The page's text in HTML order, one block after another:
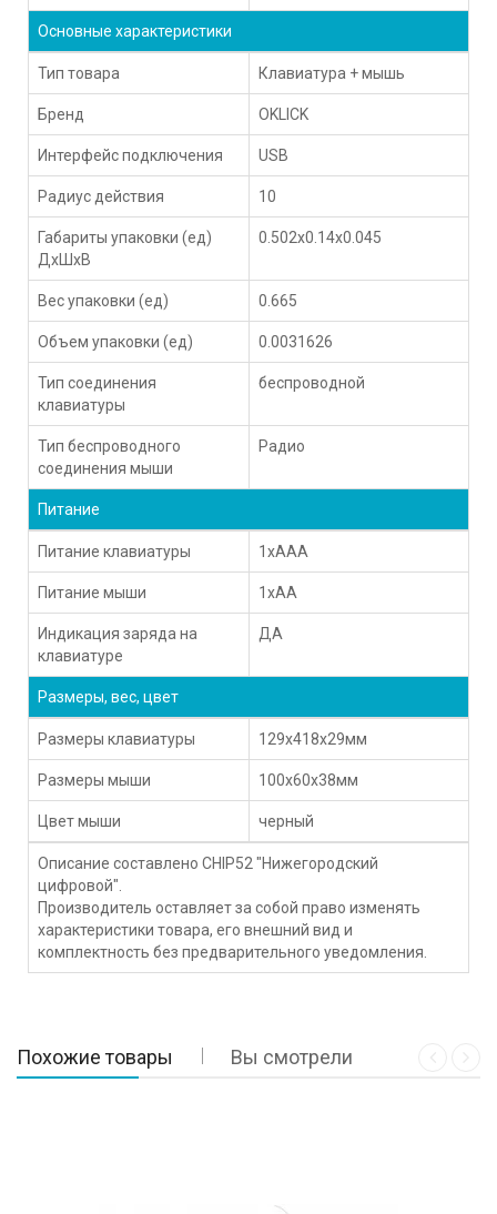
Основные характеристики
Тип товара Клавиатура + мышь
Бренд OKLICK
Интерфейс подключения USB
Радиус действия 10
Габариты упаковки (ед)
ДхШхВ
0.502x0.14x0.045
Вес упаковки (ед) 0.665
Объем упаковки (ед) 0.0031626
Тип соединения
клавиатуры
беспроводной
Тип беспроводного
соединения мыши
Радио
Питание
Питание клавиатуры 1xAAA
Питание мыши 1xAA
Индикация заряда на
клавиатуре
ДА
Размеры, вес, цвет
Размеры клавиатуры 129x418x29мм
Размеры мыши 100x60x38мм
Цвет мыши черный
Описание составлено CHIP52 "Нижегородский
цифровой".
Производитель оставляет за собой право изменять
характеристики товара, его внешний вид и
комплектность без предварительного уведомления.
Похожие товары Вы смотрели